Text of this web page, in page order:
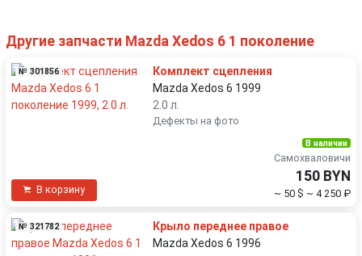
Другие запчасти Mazda Xedos 6 1 поколение
№ 301856
Комплект сцепления
Mazda Xedos 6 1999
2.0 л.
Дефекты на фото
В корзину
В наличии
Самохваловичи
150 BYN
~ 50 $ ~ 4 250 ₽
№ 321782
Крыло переднее правое
Mazda Xedos 6 1996